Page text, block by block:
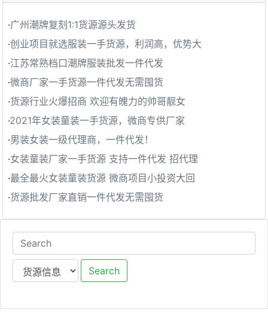
·广州潮牌复刻1:1货源源头发货
·创业项目就选服装一手货源，利润高，优势大
·江苏常熟档口潮牌服装批发一件代发
·微商厂家一手货源一件代发无需囤货
·货源行业火爆招商 欢迎有魄力的帅哥靓女
·2021年女装童装一手货源，微商专供厂家
·男装女装一级代理商，一件代发！
·女装童装厂家一手货源 支持一件代发 招代理
·最全最火女装童装货源 微商项目小投资大回
·货源批发厂家直销一件代发无需囤货
Search